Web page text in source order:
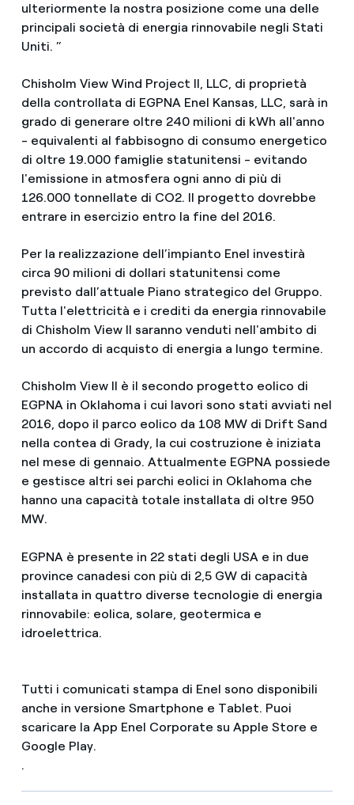
ulteriormente la nostra posizione come una delle
principali società di energia rinnovabile negli Stati
Uniti. ”
Chisholm View Wind Project II, LLC, di proprietà
della controllata di EGPNA Enel Kansas, LLC, sarà in
grado di generare oltre 240 milioni di kWh all'anno
- equivalenti al fabbisogno di consumo energetico
di oltre 19.000 famiglie statunitensi - evitando
l'emissione in atmosfera ogni anno di più di
126.000 tonnellate di CO2. Il progetto dovrebbe
entrare in esercizio entro la fine del 2016.
Per la realizzazione dell’impianto Enel investirà
circa 90 milioni di dollari statunitensi come
previsto dall’attuale Piano strategico del Gruppo.
Tutta l'elettricità e i crediti da energia rinnovabile
di Chisholm View II saranno venduti nell'ambito di
un accordo di acquisto di energia a lungo termine.
Chisholm View II è il secondo progetto eolico di
EGPNA in Oklahoma i cui lavori sono stati avviati nel
2016, dopo il parco eolico da 108 MW di Drift Sand
nella contea di Grady, la cui costruzione è iniziata
nel mese di gennaio. Attualmente EGPNA possiede
e gestisce altri sei parchi eolici in Oklahoma che
hanno una capacità totale installata di oltre 950
MW.
EGPNA è presente in 22 stati degli USA e in due
province canadesi con più di 2,5 GW di capacità
installata in quattro diverse tecnologie di energia
rinnovabile: eolica, solare, geotermica e
idroelettrica.
Tutti i comunicati stampa di Enel sono disponibili
anche in versione Smartphone e Tablet. Puoi
scaricare la App Enel Corporate su Apple Store e
Google Play.
.